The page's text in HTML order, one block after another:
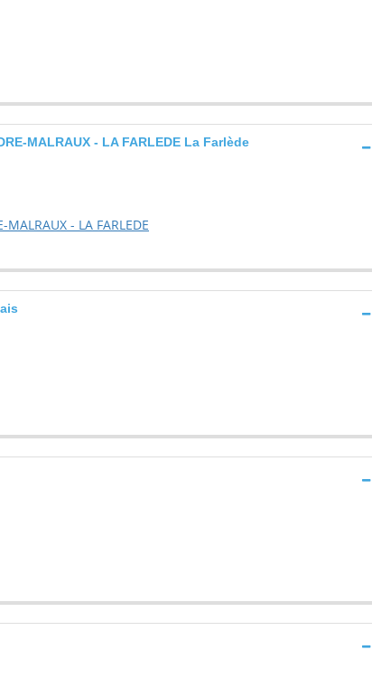
MALRAUX - LA FARLEDE La Farlède
MALRAUX - LA FARLEDE